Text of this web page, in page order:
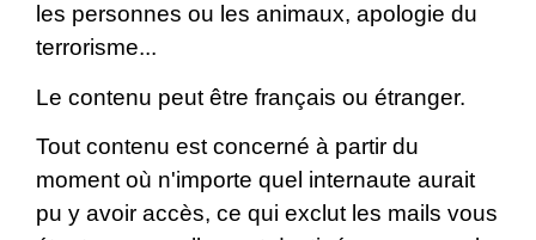
les personnes ou les animaux, apologie du
terrorisme...
Le contenu peut être français ou étranger.
Tout contenu est concerné à partir du
moment où n'importe quel internaute aurait
pu y avoir accès, ce qui exclut les mails vous